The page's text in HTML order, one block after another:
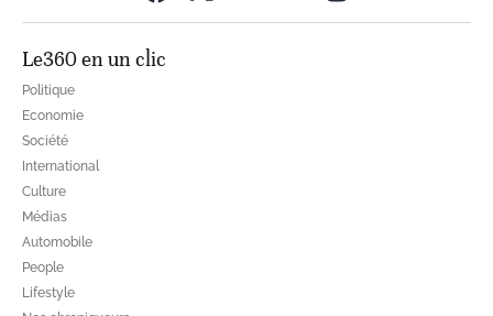
Le360 en un clic
Politique
Economie
Société
International
Culture
Médias
Automobile
People
Lifestyle